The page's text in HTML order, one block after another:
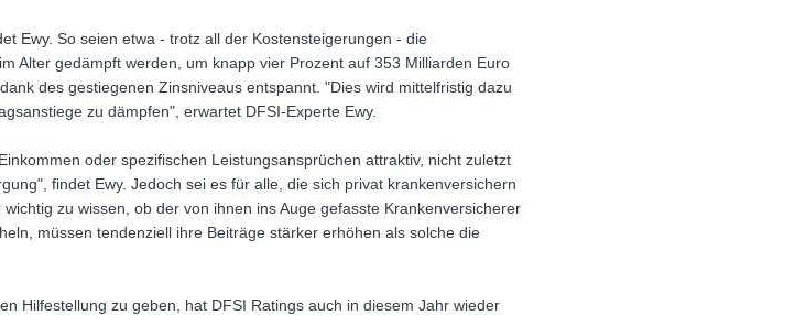
Ewy. So seien etwa - trotz all der Kostensteigerungen - die
Alter gedämpft werden, um knapp vier Prozent auf 353 Milliarden Euro
des gestiegenen Zinsniveaus entspannt. "Dies wird mittelfristig dazu
zu dämpfen", erwartet DFSI-Experte Ewy.
oder spezifischen Leistungsansprüchen attraktiv, nicht zuletzt
findet Ewy. Jedoch sei es für alle, die sich privat krankenversichern
zu wissen, ob der von ihnen ins Auge gefasste Krankenversicherer
müssen tendenziell ihre Beiträge stärker erhöhen als solche die
Hilfestellung zu geben, hat DFSI Ratings auch in diesem Jahr wieder